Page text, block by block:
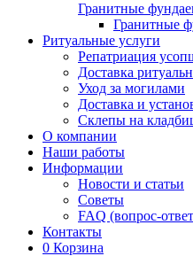
Гранитные
Гранитные
Ритуальные услуги
Репатриация
Доставка
Уход за могилами
Доставка и
Склепы на
О компании
Наши работы
Информации
Новости и статьи
Советы
FAQ (вопрос-
Контакты
0 Корзина